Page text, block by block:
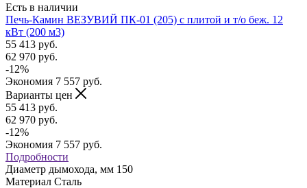
Есть в наличии
Печь-Камин ВЕЗУВИЙ ПК-01 (205) с плитой и т/о беж. 12
кВт (200 м3)
55 413 руб.
62 970 руб.
-12%
Экономия 7 557 руб.
Варианты цен
55 413 руб.
62 970 руб.
-12%
Экономия 7 557 руб.
Подробности
Диаметр дымохода, мм 150
Материал Сталь